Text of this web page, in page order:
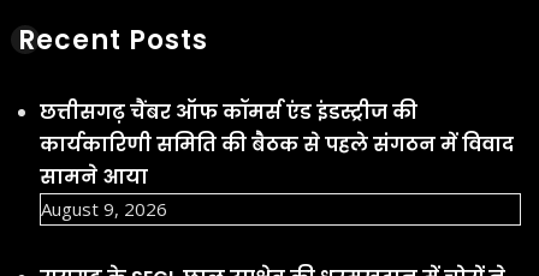
Recent Posts
छत्तीसगढ़ चैंबर ऑफ कॉमर्स एंड इंडस्ट्रीज की
कार्यकारिणी समिति की बैठक से पहले संगठन में विवाद
सामने आया
August 9, 2026